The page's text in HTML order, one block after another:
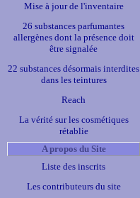
Mise à jour de l'inventaire
26 substances parfumantes
allergènes dont la présence doit
être signalée
22 substances désormais interdites
dans les teintures
Reach
La vérité sur les cosmétiques
rétablie
A propos du Site
Liste des inscrits
Les contributeurs du site